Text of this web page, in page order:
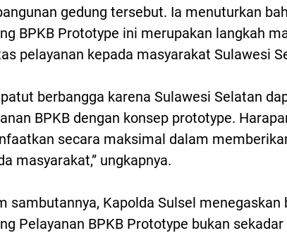
gedung tersebut. Ia menuturkan
BPKB Prototype ini merupakan langkah
pelayanan kepada masyarakat Sulawesi
berbangga karena Sulawesi Selatan
BPKB dengan konsep prototype.
secara maksimal dalam
masyarakat,” ungkapnya.
sambutannya, Kapolda Sulsel menegaskan
Pelayanan BPKB Prototype bukan